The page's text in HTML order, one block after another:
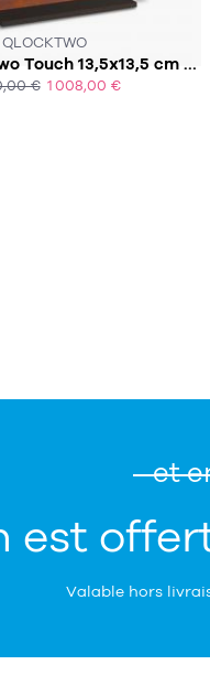
QLOCKTWO
Réveil Qlocktwo Touch 13,5x13,5 cm en langue française
€ 1 008,00 €
et
est
Valable hors